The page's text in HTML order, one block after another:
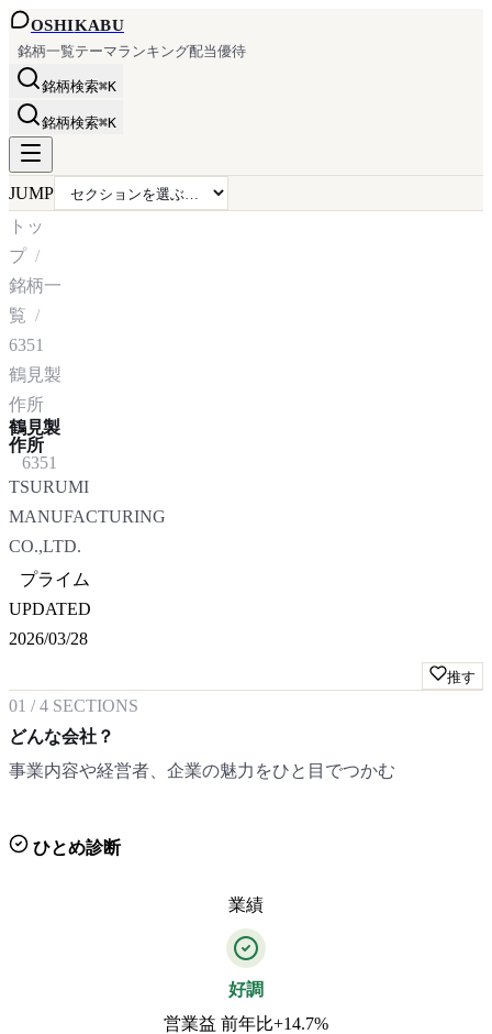
OSHIKABU
銘柄一覧テーマランキング配当優待
銘柄検索⌘K
銘柄検索⌘K
JUMP
トッ
プ
銘柄一
覧
6351
鶴見製
作所
鶴見製
作所
6351
TSURUMI
MANUFACTURING
CO.,LTD.
プライム
UPDATED
2026/03/28
推す
01 /4 SECTIONS
どんな会社？
事業内容や経営者、企業の魅力をひと目でつかむ
ひとめ診断
業績
好調
営業益 前年比+14.7%